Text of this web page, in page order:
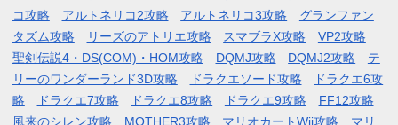
コ攻略
アルトネリコ2攻略 アルトネリコ3攻略
グランファン
タズム攻略
リーズのアトリエ攻略 スマブラX攻略
VP2攻略
聖剣伝説4・DS(COM)・HOM攻略
DQMJ攻略 DQMJ2攻略
テ
リーのワンダーランド3D攻略
ドラクエソード攻略
ドラクエ6攻
略
ドラクエ7攻略 ドラクエ8攻略 ドラクエ9攻略
FF12攻略
風来のシレン攻略
MOTHER3攻略 マリオカートWii攻略 マリ